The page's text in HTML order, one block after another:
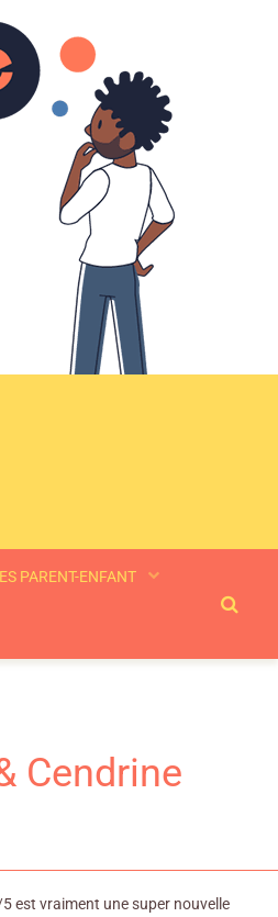
PARENT-ENFANT
Cendrine
est vraiment une super nouvelle